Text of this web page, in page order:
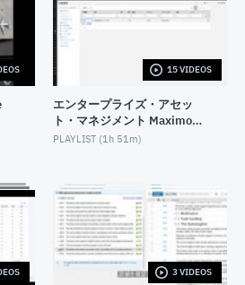
2024
監査対応機能のご紹介
2023
IBM Planning Analyticsの紹介 単変量予
2024
IBM Planning Analyticsの紹介 シナリ
析編
30, 2024
15 VIDEOS
エンタープライズ・アセッ
ト・マネジメント Maximo
Manage
PLAYLIST (1h 51m)
3 VIDEOS